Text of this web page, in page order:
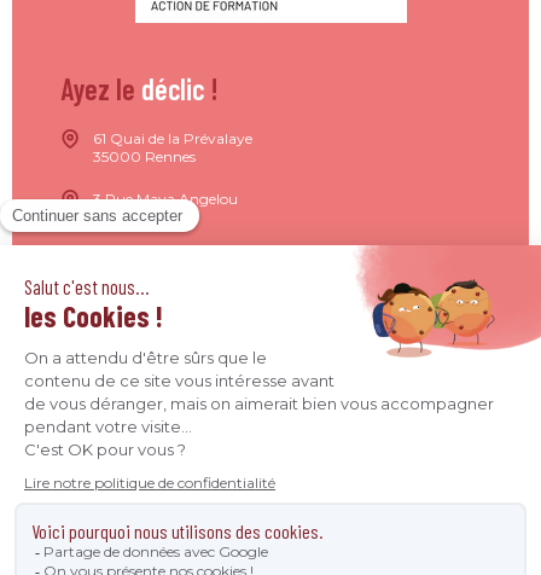
Ayez le déclic !
61 Quai de la Prévalaye
35000 Rennes
3 Rue Maya Angelou
44200 Nantes
4 Quai Jean Moulin
09 71 37 26 34
contact@agence-declic.fr